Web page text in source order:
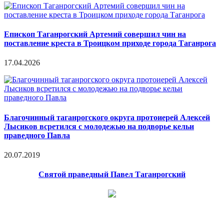
Епископ Таганрогский Артемий совершил чин на
поставление креста в Троицком приходе города Таганрога
17.04.2026
Благочинный таганрогского округа протоиерей Алексей
Лысиков всретился с молодежью на подворье кельи
праведного Павла
20.07.2019
Святой праведный Павел Таганрогский